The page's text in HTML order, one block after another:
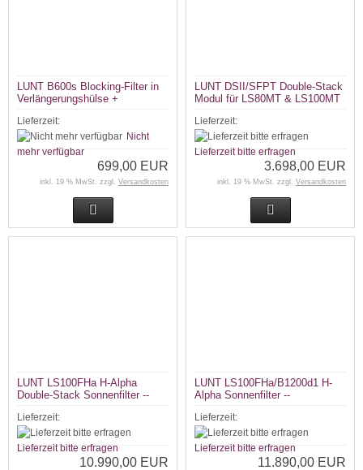
LUNT B600s Blocking-Filter in
Verlängerungshülse +
Lieferzeit:
Nicht
mehr verfügbar
699,00 EUR
inkl. 19 % MwSt. zzgl. Versandkosten
LUNT DSII/SFPT Double-Stack
Modul für LS80MT & LS100MT
--
Lieferzeit:
Lieferzeit bitte erfragen
3.698,00 EUR
inkl. 19 % MwSt. zzgl. Versandkosten
LUNT LS100FHa H-Alpha
Double-Stack Sonnenfilter --
Lieferzeit:
Lieferzeit bitte erfragen
10.990,00 EUR
LUNT LS100FHa/B1200d1 H-
Alpha Sonnenfilter --
Lieferzeit:
Lieferzeit bitte erfragen
11.890,00 EUR